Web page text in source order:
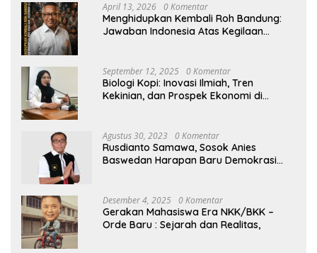
April 13, 2026 0 Komentar
Menghidupkan Kembali Roh Bandung:
Jawaban Indonesia Atas Kegilaan
September 12, 2025 0 Komentar
Biologi Kopi: Inovasi Ilmiah, Tren
Kekinian, dan Prospek Ekonomi di
Agustus 30, 2023 0 Komentar
Rusdianto Samawa, Sosok Anies
Baswedan Harapan Baru Demokrasi
Desember 4, 2025 0 Komentar
Gerakan Mahasiswa Era NKK/BKK –
Orde Baru : Sejarah dan Realitas,